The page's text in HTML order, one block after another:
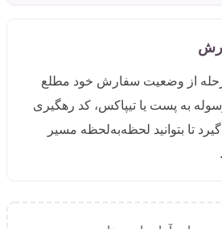
از وضعیت سفارش خود مطلع
به پست یا تیپاکس، کد رهگیری
تا بتوانید لحظه‌به‌لحظه مسیر